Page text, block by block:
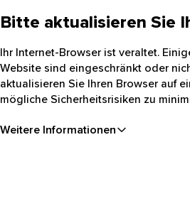
Bitte aktualisieren Sie
Ihr Internet-Browser ist veraltet.
Website sind eingeschränkt oder
aktualisieren Sie Ihren Browser auf
mögliche Sicherheitsrisiken zu
Weitere Informationen